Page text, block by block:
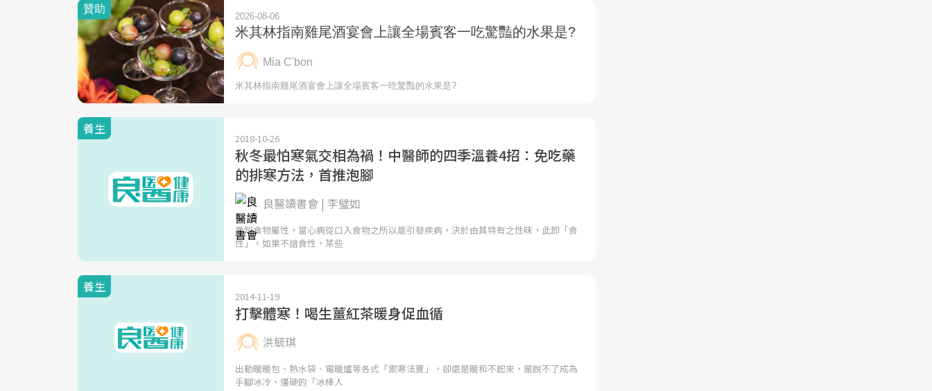
養生
2018-10-26
秋冬最怕寒氣交相為禍！中醫師的四季溫養4招：免吃藥
的排寒方法，首推泡腳
良醫讀書會 | 李璧如
要知食物屬性，當心病從口入食物之所以能引發疾病，決於由其特有之性味，此即「食
性」。如果不諳食性，某些
養生
2014-11-19
打擊體寒！喝生薑紅茶暖身促血循
洪毓琪
出動暖暖包、熱水袋、電暖爐等各式「禦寒法寶」，卻還是暖和不起來，擺脫不了成為
手腳冰冷、僵硬的「冰棒人